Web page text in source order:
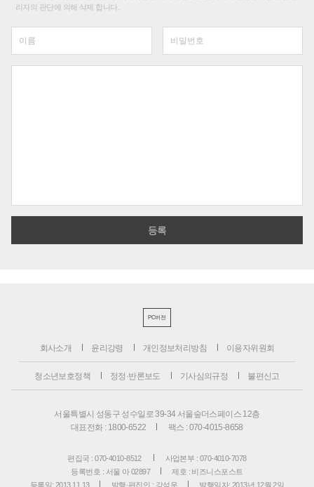
리자의 판단에 의해 삭제 합니다.
PC버전
회사소개 윤리강령 개인정보처리방침 이용자위원회
청소년보호정책 정정·반론보도 기사심의규정 불편신고
서울특별시 성동구 성수일로 39-34 서울숲더스페이스 12층
대표전화 : 1800-6522
팩스 : 070-4015-8658
편집국 : 070-4010-8512
사업본부 : 070-4010-7078
등록번호 : 서울 아 02897
제호 : 비즈니스포스트
등록일: 2013.11.13
발행·편집인 : 강석운 발행일자: 2013년 12월 2일